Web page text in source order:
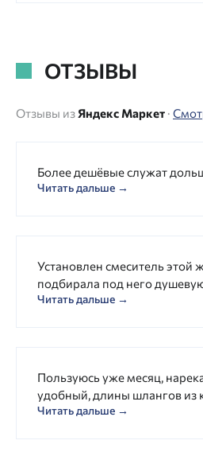
ОТЗЫВЫ
Отзывы из Яндекс Маркет ·
Более дешёвые служат
Читать дальше →
Установлен смеситель этой
подбирала под него
Читать дальше →
Пользуюсь уже месяц,
удобный, длины шлангов из
Читать дальше →